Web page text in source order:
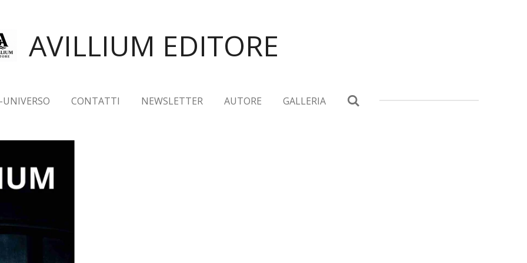
AVILLIUM EDITORE
UNIVERSO CONTATTI NEWSLETTER AUTORE GALLERIA